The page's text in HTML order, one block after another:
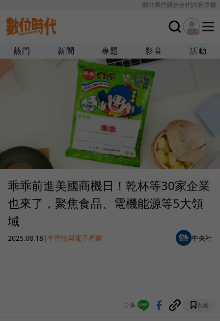
關於我們廣告合作內容授權
熱門 新聞 專題 影音 活動
乖乖前進美國商機日！乾杯等30家企業
也來了，聚焦食品、電機能源等5大領
域
2025.08.18|半導體與電子產業 中央社
分享 收藏